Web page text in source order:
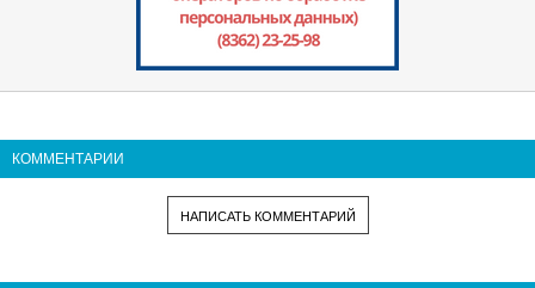
КОММЕНТАРИИ
НАПИСАТЬ КОММЕНТАРИЙ